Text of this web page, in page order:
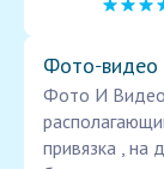
Фото‑видео
Фото И Видео
привязка , на